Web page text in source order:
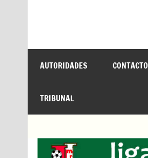
AUTORIDADES CONTACTO
TRIBUNAL